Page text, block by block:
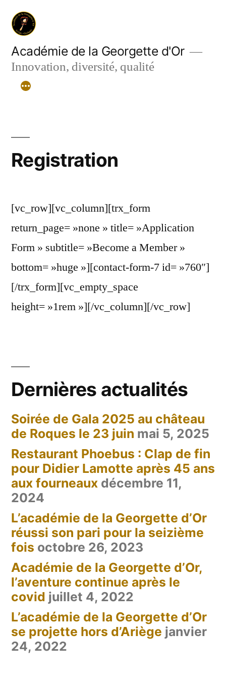
Aller
contenu
Académie de la Georgette d'Or
Innovation, diversité, qualité
Registration
[vc_row][vc_column][trx_form
return_page= »none » title= »Application
Form » subtitle= »Become a Member »
bottom= »huge »][contact-form-7 id= »760″]
[/trx_form][vc_empty_space
height= »1rem »][/vc_column][/vc_row]
Dernières actualités
Soirée de Gala 2025 au château
de Roques le 23 juin mai 5, 2025
Restaurant Phoebus : Clap de fin
pour Didier Lamotte après 45 ans
aux fourneaux décembre 11,
2024
L’académie de la Georgette d’Or
réussi son pari pour la seizième
fois octobre 26, 2023
Académie de la Georgette d’Or,
l’aventure continue après le
covid juillet 4, 2022
L’académie de la Georgette d’Or
se projette hors d’Ariège janvier
24, 2022